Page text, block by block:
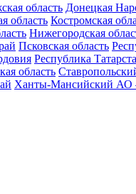
область Донецкая
область Костромская
Нижегородская
Псковская область
Республика
область
Ханты-Мансийский